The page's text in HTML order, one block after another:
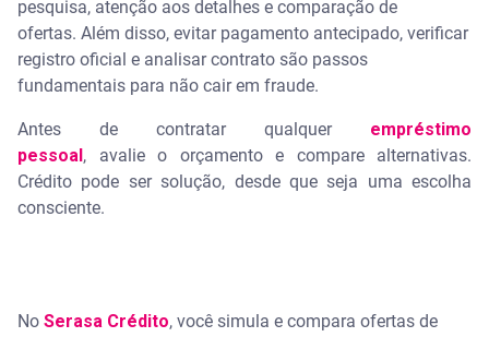
pesquisa, atenção aos detalhes e comparação de
ofertas. Além disso, evitar pagamento antecipado, verificar
registro oficial e analisar contrato são passos
fundamentais para não cair em fraude.
Antes de contratar qualquer empréstimo
pessoal , avalie o orçamento e compare alternativas.
Crédito pode ser solução, desde que seja uma escolha
consciente.
No Serasa Crédito, você simula e compara ofertas de